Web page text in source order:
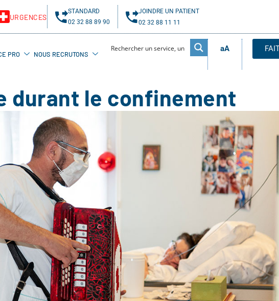
URGENCES
STANDARD
02 32 88 89 90
JOINDRE UN PATIENT
02 32 88 11 11
PRO NOUS RECRUTONS
aA
durant le confinement